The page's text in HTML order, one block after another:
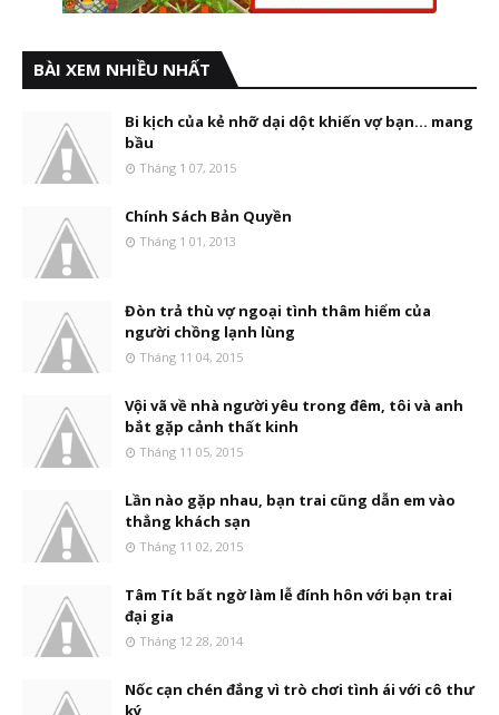
BÀI XEM NHIỀU NHẤT
Bi kịch của kẻ nhỡ dại dột khiến vợ bạn... mang
bầu
Tháng 1 07, 2015
Chính Sách Bản Quyền
Tháng 1 01, 2013
Đòn trả thù vợ ngoại tình thâm hiểm của
người chồng lạnh lùng
Tháng 11 04, 2015
Vội vã về nhà người yêu trong đêm, tôi và anh
bắt gặp cảnh thất kinh
Tháng 11 05, 2015
Lần nào gặp nhau, bạn trai cũng dẫn em vào
thẳng khách sạn
Tháng 11 02, 2015
Tâm Tít bất ngờ làm lễ đính hôn với bạn trai
đại gia
Tháng 12 28, 2014
Nốc cạn chén đắng vì trò chơi tình ái với cô thư
ký